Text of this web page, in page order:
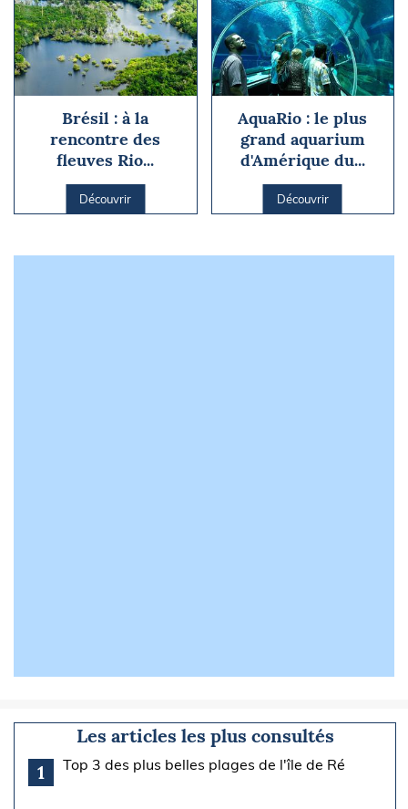
Brésil : à la
rencontre des
fleuves Rio...
Découvrir
AquaRio : le plus
grand aquarium
d'Amérique du...
Découvrir
Les articles les plus consultés
1
Top 3 des plus belles plages de l'île de Ré